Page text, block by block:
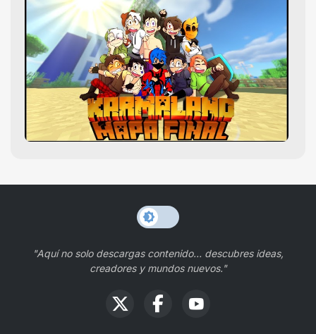
"Aquí no solo descargas contenido… descubres ideas,
creadores y mundos nuevos."